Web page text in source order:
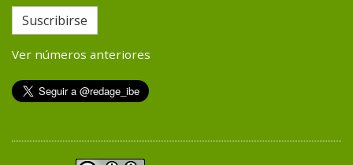
Suscribirse
Ver números anteriores